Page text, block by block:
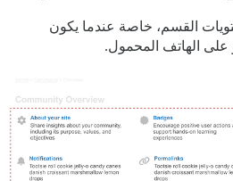
القسم، خاصة عندما يكون
على الهاتف المحمول.